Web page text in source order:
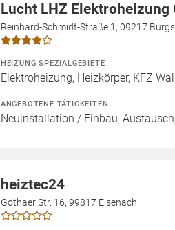
Lucht LHZ Elektroheizung
Reinhard-Schmidt-Straße 1, 09217
HEIZUNG SPEZIALGEBIETE
Elektroheizung, Heizkörper, KFZ
ANGEBOTENE TÄTIGKEITEN
Neuinstallation / Einbau,
heiztec24
Gothaer Str. 16, 99817 Eisenach